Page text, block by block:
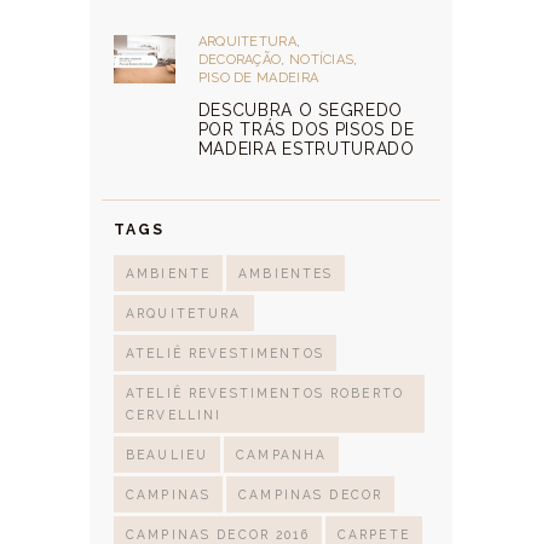
ARQUITETURA,
DECORAÇÃO, NOTÍCIAS,
PISO DE MADEIRA
DESCUBRA O SEGREDO
POR TRÁS DOS PISOS DE
MADEIRA ESTRUTURADO
TAGS
AMBIENTE AMBIENTES
ARQUITETURA
ATELIÊ REVESTIMENTOS
ATELIÊ REVESTIMENTOS ROBERTO
CERVELLINI
BEAULIEU CAMPANHA
CAMPINAS CAMPINAS DECOR
CAMPINAS DECOR 2016 CARPETE